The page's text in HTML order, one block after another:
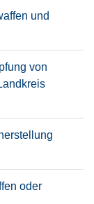
und
von
oder